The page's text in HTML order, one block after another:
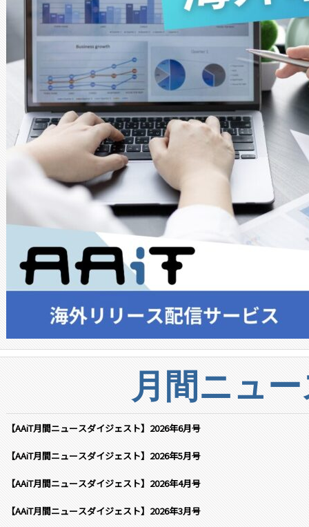
月間ニュ
【AAiT月間ニュースダイジェスト】2026年6月号
【AAiT月間ニュースダイジェスト】2026年5月号
【AAiT月間ニュースダイジェスト】2026年4月号
【AAiT月間ニュースダイジェスト】2026年3月号